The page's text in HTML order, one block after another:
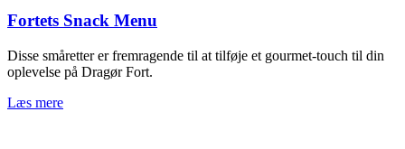
Fortets Snack Menu
Disse småretter er fremragende til at tilføje et gourmet-touch til din
oplevelse på Dragør Fort.
Læs mere